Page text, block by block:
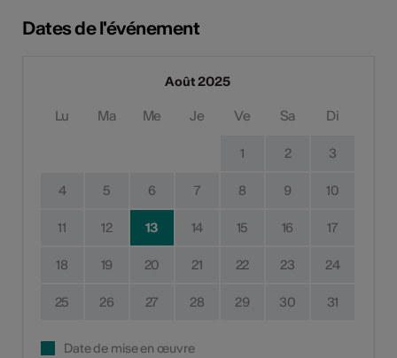
Dates de l'événement
Août 2025
Lu Ma Me Je Ve Sa Di
1 2 3
4 5 6 7 8 9 10
11 12 13 14 15 16 17
18 19 20 21 22 23 24
25 26 27 28 29 30 31
Date de mise en œuvre